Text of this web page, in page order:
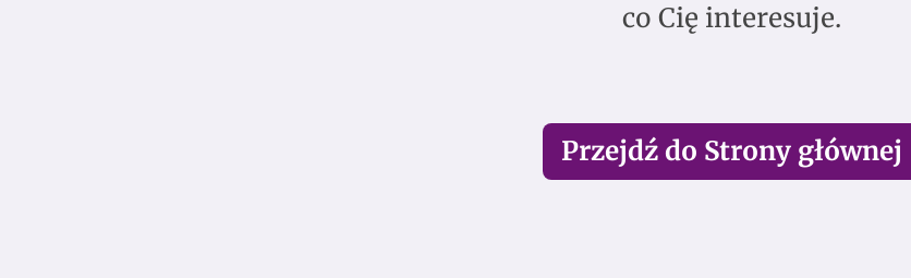
co Cię interesuje.
Przejdź do Strony głównej